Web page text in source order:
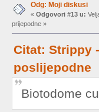
Odg: Moji diskusi
« Odgovori #13 u:
prijepodne »
Citat: Strippy
poslijepodne
Biotodome